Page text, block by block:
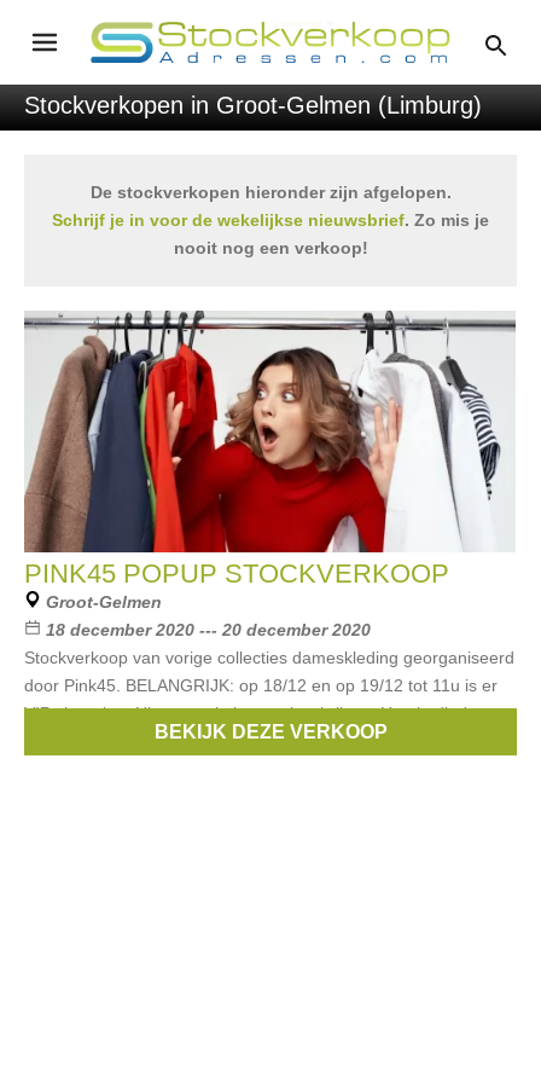
Stockverkopen in Groot-Gelmen (Limburg)
De stockverkopen hieronder zijn afgelopen.
Schrijf je in voor de wekelijkse nieuwsbrief. Zo mis je
nooit nog een verkoop!
PINK45 POPUP STOCKVERKOOP
Groot-Gelmen
18 december 2020 --- 20 december 2020
Stockverkoop van vorige collecties dameskleding georganiseerd
door Pink45. BELANGRIJK: op 18/12 en op 19/12 tot 11u is er
VIP shopping. Hier moet je je voor inschrijven. Hoe je dit doet
BEKIJK DEZE VERKOOP